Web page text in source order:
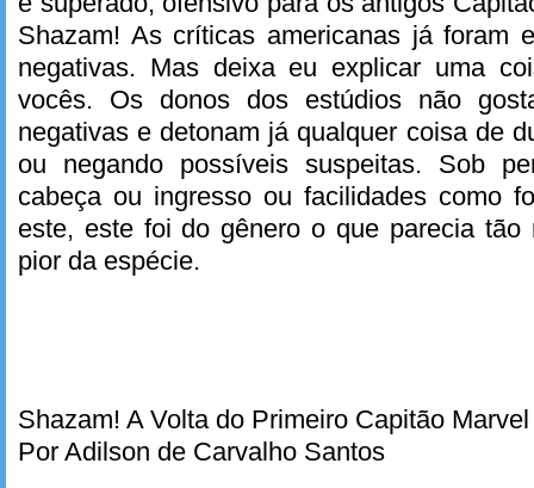
Shazam! As críticas americanas já foram
negativas. Mas deixa eu explicar uma
vocês. Os donos dos estúdios não
negativas e detonam já qualquer coisa de
ou negando possíveis suspeitas. Sob
cabeça ou ingresso ou facilidades como
este, este foi do gênero o que parecia tão
pior da espécie.
Shazam! A Volta do Primeiro Capitão Marvel
Por Adilson de Carvalho Santos